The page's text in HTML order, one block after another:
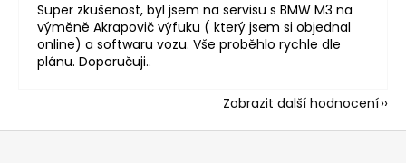
Super zkušenost, byl jsem na servisu s BMW M3 na
výměně Akrapovič výfuku ( který jsem si objednal
online) a softwaru vozu. Vše proběhlo rychle dle
plánu. Doporučuji..
Zobrazit další hodnocení